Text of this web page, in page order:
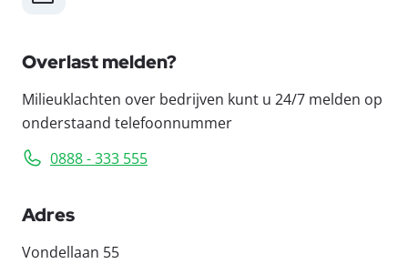
Overlast melden?
Milieuklachten over bedrijven kunt u 24/7 melden op
onderstaand telefoonnummer
0888 - 333 555
Adres
Vondellaan 55